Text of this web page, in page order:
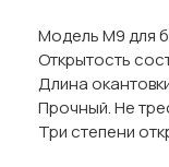
Модель М9 для
Открытость
Длина
Прочный. Не
Три степени